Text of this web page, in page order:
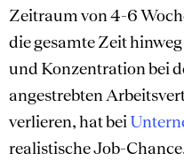
Zeitraum von 4-6
die gesamte Zeit
und Konzentration bei
angestrebten
verlieren, hat bei
realistische Job-